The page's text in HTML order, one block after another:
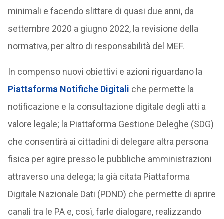
minimali e facendo slittare di quasi due anni, da
settembre 2020 a giugno 2022, la revisione della
normativa, per altro di responsabilità del MEF.
In compenso nuovi obiettivi e azioni riguardano la
Piattaforma Notifiche Digitali che permette la
notificazione e la consultazione digitale degli atti a
valore legale; la Piattaforma Gestione Deleghe (SDG)
che consentirà ai cittadini di delegare altra persona
fisica per agire presso le pubbliche amministrazioni
attraverso una delega; la già citata Piattaforma
Digitale Nazionale Dati (PDND) che permette di aprire
canali tra le PA e, così, farle dialogare, realizzando